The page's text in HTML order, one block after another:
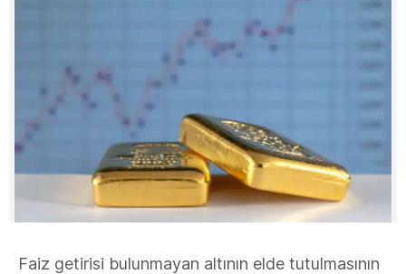
Faiz getirisi bulunmayan altının elde tutulmasının